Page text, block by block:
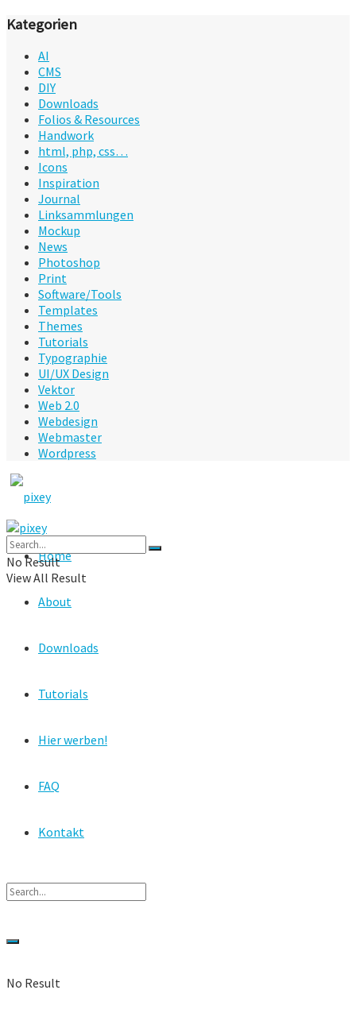
Kategorien
AI
CMS
DIY
Downloads
Folios & Resources
Handwork
html, php, css…
Icons
Inspiration
Journal
Linksammlungen
Mockup
News
Photoshop
Print
Software/Tools
Templates
Themes
Tutorials
Typographie
UI/UX Design
Vektor
Web 2.0
Webdesign
Webmaster
Wordpress
Home
About
Downloads
Tutorials
Hier werben!
FAQ
Kontakt
No Result
No Result
View All Result